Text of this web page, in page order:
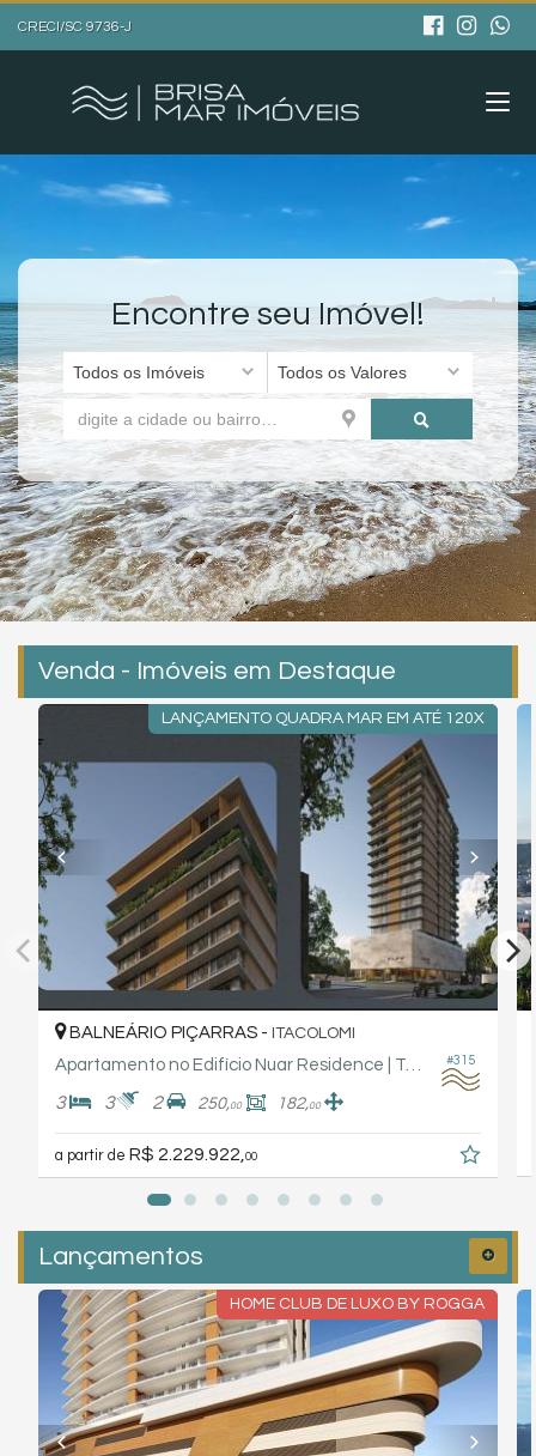
CRECI/SC 9736-J
Encontre seu Imóvel!
Todos os Imóveis Todos os Valores
Venda - Imóveis em Destaque
LANÇAMENTO QUADRA MAR EM ATÉ 120X
#315
BALNEÁRIO PIÇARRAS - ITACOLOMI
Apartamento no Edifício Nuar Residence | Tauf Empreendimentos
3 3 2 250,00 182,00
a partir de R$ 2.229.922,00
Lançamentos
HOME CLUB DE LUXO BY ROGGA